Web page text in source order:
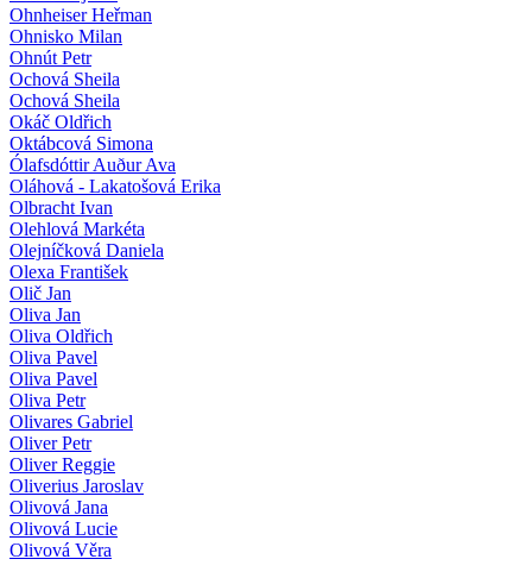
Ohnheiser Heřman
Ohnisko Milan
Ohnút Petr
Ochová Sheila
Ochová Sheila
Okáč Oldřich
Oktábcová Simona
Ólafsdóttir Auður Ava
Oláhová - Lakatošová Erika
Olbracht Ivan
Olehlová Markéta
Olejníčková Daniela
Olexa František
Olič Jan
Oliva Jan
Oliva Oldřich
Oliva Pavel
Oliva Pavel
Oliva Petr
Olivares Gabriel
Oliver Petr
Oliver Reggie
Oliverius Jaroslav
Olivová Jana
Olivová Lucie
Olivová Věra